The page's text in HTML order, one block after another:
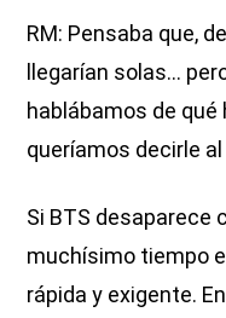
RM: Pensaba que,
llegarían solas…
hablábamos de qué
queríamos decirle
Si BTS desaparece
muchísimo tiempo
rápida y exigente.